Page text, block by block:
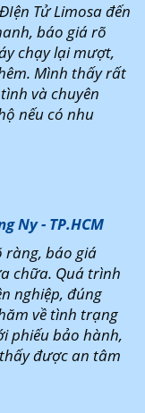
Tử Limosa đến
báo giá rõ
chạy lại mượt,
Mình thấy rất
và chuyên
nếu có nhu
Ny - TP.HCM
ràng, báo giá
chữa. Quá trình
nghiệp, đúng
về tình trạng
phiếu bảo hành,
được an tâm